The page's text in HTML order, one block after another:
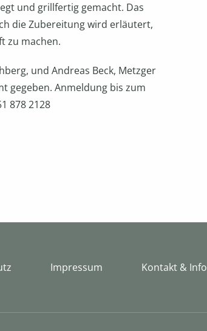
und grillfertig gemacht. Das
die Zubereitung wird erläutert,
zu machen.
und Andreas Beck, Metzger
gegeben. Anmeldung bis zum
878 2128
Impressum Kontakt & Info